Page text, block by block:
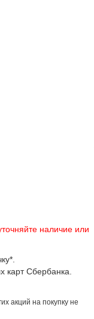
наличие или
карт Сбербанка.
акций на покупку не